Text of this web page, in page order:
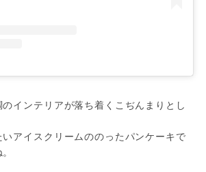
インテリアが落ち着くこぢんまりとし
アイスクリームののったパンケーキで